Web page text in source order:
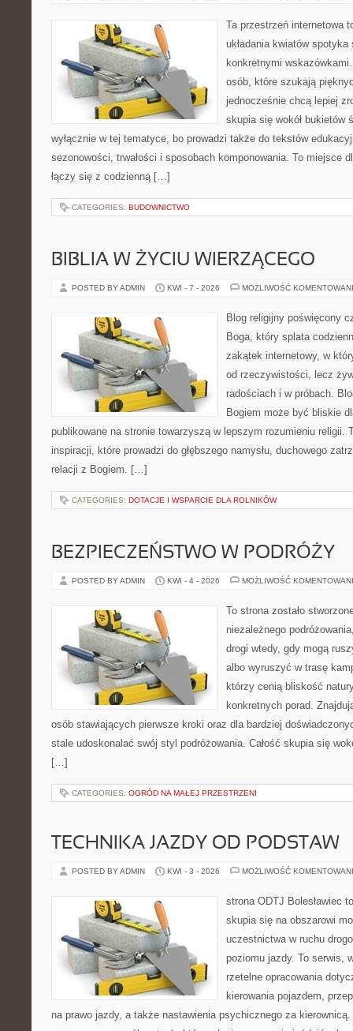
Ta przestrzeń internetowa
układania kwiatów
konkretnymi wskazówkami.
osób, które szukają
jednocześnie chcą lepiej
skupia się wokół bukietów
wyłącznie w tej tematyce, bo prowadzi także do tekstów
sezonowości, trwałości i sposobach komponowania. To miejsce
łączy się z codzienną […]
CATEGORIES: BUDOWNICTWO
BIBLIA W ŻYCIU WIERZĄCEGO
POSTED BY ADMIN KWI - 7 - 2026 MOŻLIWOŚĆ
Blog religijny poświęcony
Boga, który splata
zakątek internetowy, w
od rzeczywistości, lecz
radościach i w próbach.
Bogiem może być bliskie
publikowane na stronie towarzyszą w lepszym rozumieniu religii.
inspiracji, które prowadzi do głębszego namysłu, duchowego
relacji z Bogiem. […]
CATEGORIES: DOTACJE I WSPARCIE DLA ROLNIKÓW
BEZPIECZEŃSTWO W PODRÓŻY
POSTED BY ADMIN KWI - 4 - 2026 MOŻLIWOŚĆ
To strona zostało
niezależnego
drogi wtedy, gdy mogą
albo wyruszyć w trasę
którzy cenią bliskość
konkretnych porad.
osób stawiających pierwsze kroki oraz dla bardziej
stale udoskonalać swój styl podróżowania. Całość skupia się
[…]
CATEGORIES: OGRÓD NA MAŁEJ PRZESTRZENI
TECHNIKA JAZDY OD PODSTAW
POSTED BY ADMIN KWI - 3 - 2026 MOŻLIWOŚĆ
strona ODTJ Bolesławiec
skupia się na obszarowi
uczestnictwa w ruchu
poziomu jazdy. To serwis,
rzetelne opracowania
kierowania pojazdem,
na prawo jazdy, a także nastawienia psychicznego za kierownicą.